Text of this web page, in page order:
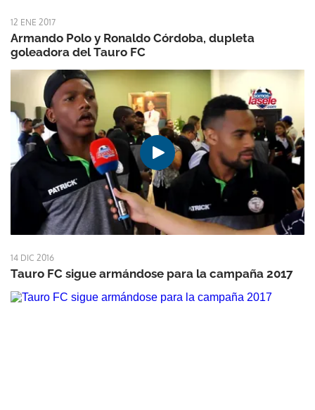
12 ENE 2017
Armando Polo y Ronaldo Córdoba, dupleta
goleadora del Tauro FC
14 DIC 2016
Tauro FC sigue armándose para la campaña 2017